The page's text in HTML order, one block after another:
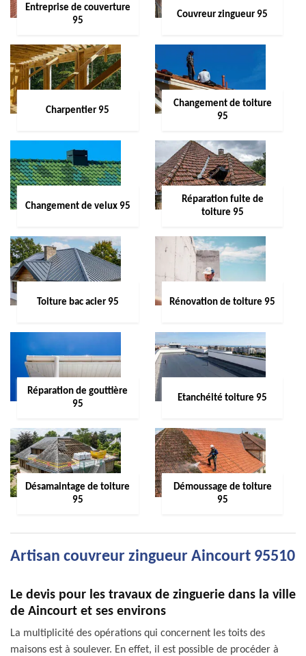
Entreprise de couverture
95
Couvreur zingueur 95
Charpentier 95
Changement de toiture
95
Changement de velux 95
Réparation fuite de
toiture 95
Toiture bac acier 95 Rénovation de toiture 95
Réparation de gouttière
95
Etanchéité toiture 95
Désamaintage de toiture
95
Démoussage de toiture
95
Artisan couvreur zingueur Aincourt 95510
Le devis pour les travaux de zinguerie dans la ville
de Aincourt et ses environs
La multiplicité des opérations qui concernent les toits des
maisons est à soulever. En effet, il est possible de procéder à